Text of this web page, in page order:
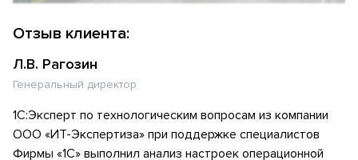
Отзыв клиента:
Л.В. Рагозин
Генеральный директор
1С:Эксперт по технологическим вопросам из компании
ООО «ИТ-Экспертиза» при поддержке специалистов
Фирмы «1С» выполнил анализ настроек операционной